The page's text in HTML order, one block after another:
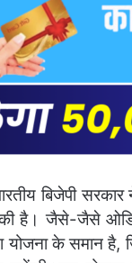
बिजेपी
है। जैसे-जैसे
योजना के समान है,